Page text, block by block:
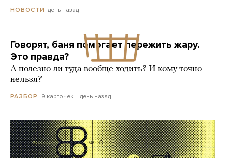
НОВОСТИ день назад
Говорят, баня помогает пережить жару.
Это правда?
А полезно ли туда вообще ходить? И кому точно
нельзя?
РАЗБОР 9 карточек день назад